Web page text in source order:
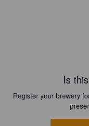
Is
Register your brewery